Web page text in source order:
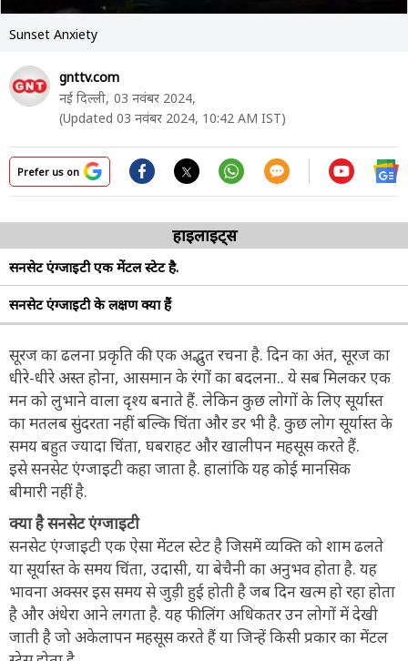
Sunset Anxiety
gnttv.com
नई दिल्ली, 03 नवंबर 2024,
(Updated 03 नवंबर 2024, 10:42 AM IST)
Prefer us on
हाइलाइट्स
सनसेट एंग्जाइटी एक मेंटल स्टेट है.
सनसेट एंग्जाइटी के लक्षण क्या हैं
सूरज का ढलना प्रकृति की एक अद्भुत रचना है. दिन का अंत, सूरज का
धीरे-धीरे अस्त होना, आसमान के रंगों का बदलना.. ये सब मिलकर एक
मन को लुभाने वाला दृश्य बनाते हैं. लेकिन कुछ लोगों के लिए सूर्यास्त
का मतलब सुंदरता नहीं बल्कि चिंता और डर भी है. कुछ लोग सूर्यास्त के
समय बहुत ज्यादा चिंता, घबराहट और खालीपन महसूस करते हैं.
इसे सनसेट एंग्जाइटी कहा जाता है. हालांकि यह कोई मानसिक
बीमारी नहीं है.
क्या है सनसेट एंग्जाइटी
सनसेट एंग्जाइटी एक ऐसा मेंटल स्टेट है जिसमें व्यक्ति को शाम ढलते
या सूर्यास्त के समय चिंता, उदासी, या बेचैनी का अनुभव होता है. यह
भावना अक्सर इस समय से जुड़ी हुई होती है जब दिन खत्म हो रहा होता
है और अंधेरा आने लगता है. यह फीलिंग अधिकतर उन लोगों में देखी
जाती है जो अकेलापन महसूस करते हैं या जिन्हें किसी प्रकार का मेंटल